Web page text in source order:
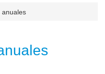
anuales